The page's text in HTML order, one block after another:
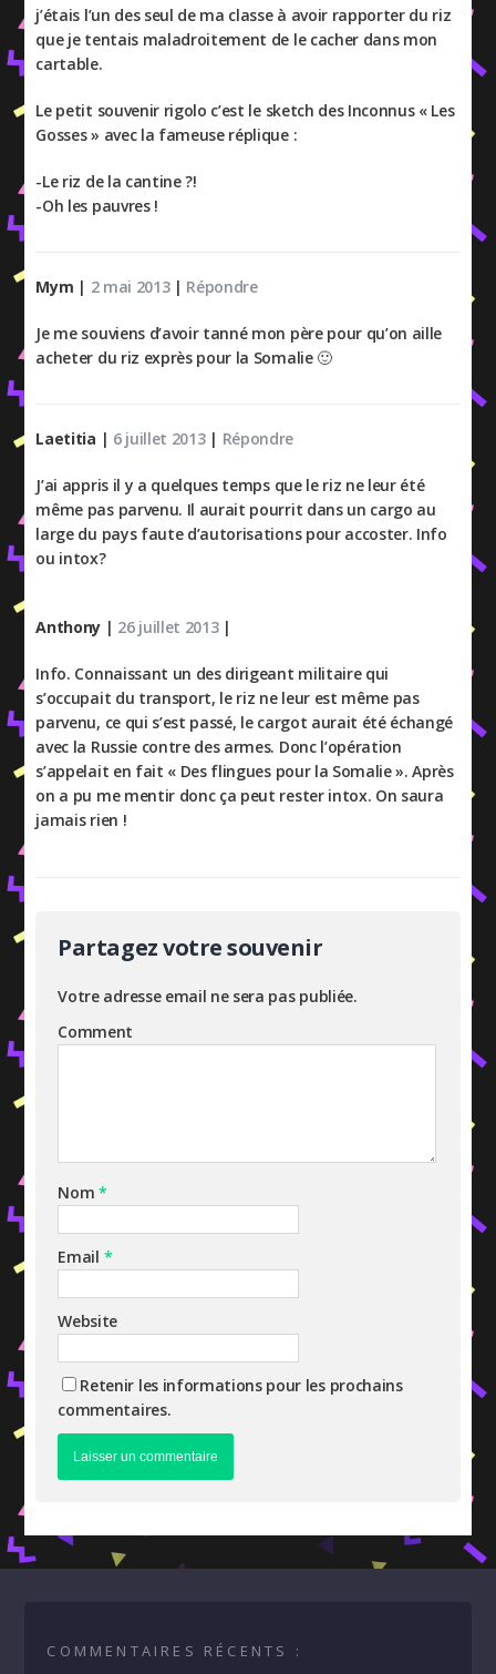
j’étais l’un des seul de ma classe à avoir rapporter du riz
que je tentais maladroitement de le cacher dans mon
cartable.
Le petit souvenir rigolo c’est le sketch des Inconnus « Les
Gosses » avec la fameuse réplique :
-Le riz de la cantine ?!
-Oh les pauvres !
Mym | 2 mai 2013| Répondre
Je me souviens d’avoir tanné mon père pour qu’on aille
acheter du riz exprès pour la Somalie 🙂
Laetitia | 6 juillet 2013| Répondre
J’ai appris il y a quelques temps que le riz ne leur été
même pas parvenu. Il aurait pourrit dans un cargo au
large du pays faute d’autorisations pour accoster. Info
ou intox?
Anthony | 26 juillet 2013|
Info. Connaissant un des dirigeant militaire qui
s’occupait du transport, le riz ne leur est même pas
parvenu, ce qui s’est passé, le cargot aurait été échangé
avec la Russie contre des armes. Donc l’opération
s’appelait en fait « Des flingues pour la Somalie ». Après
on a pu me mentir donc ça peut rester intox. On saura
jamais rien !
Partagez votre souvenir
Votre adresse email ne sera pas publiée.
Comment
Nom*
Email *
Website
Retenir les informations pour les prochains
commentaires.
COMMENTAIRES RÉCENTS :